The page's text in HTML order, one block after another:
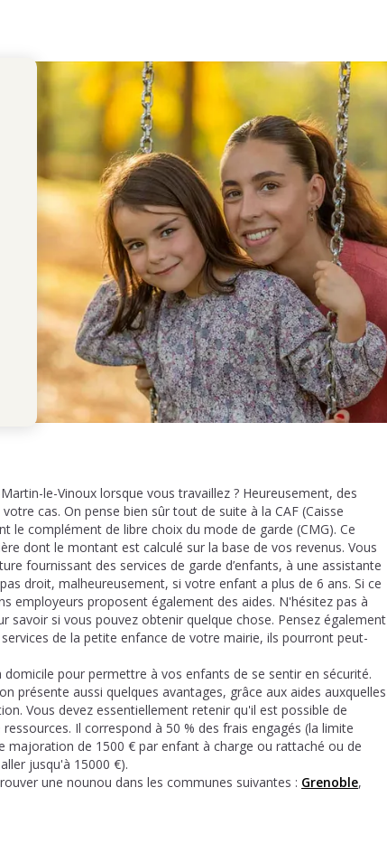
le-Vinoux lorsque vous travaillez ? Heureusement, des
cas. On pense bien sûr tout de suite à la CAF (Caisse
le complément de libre choix du mode de garde (CMG). Ce
dont le montant est calculé sur la base de vos revenus. Vous
fournissant des services de garde d’enfants, à une assistante
droit, malheureusement, si votre enfant a plus de 6 ans. Si ce
employeurs proposent également des aides. N'hésitez pas à
si vous pouvez obtenir quelque chose. Pensez également
de la petite enfance de votre mairie, ils pourront peut-
pour permettre à vos enfants de se sentir en sécurité.
présente aussi quelques avantages, grâce aux aides auxquelles
Vous devez essentiellement retenir qu'il est possible de
Il correspond à 50 % des frais engagés (la limite
majoration de 1500 € par enfant à charge ou rattaché ou de
jusqu'à 15000 €).
une nounou dans les communes suivantes : Grenoble,